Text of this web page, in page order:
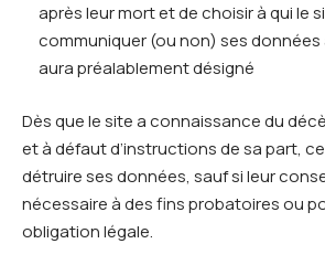
après leur mort et de choisir à qui le
communiquer (ou non) ses données
aura préalablement désigné
Dès que le site a connaissance du
et à défaut d’instructions de sa part,
détruire ses données, sauf si leur
nécessaire à des fins probatoires ou
obligation légale.